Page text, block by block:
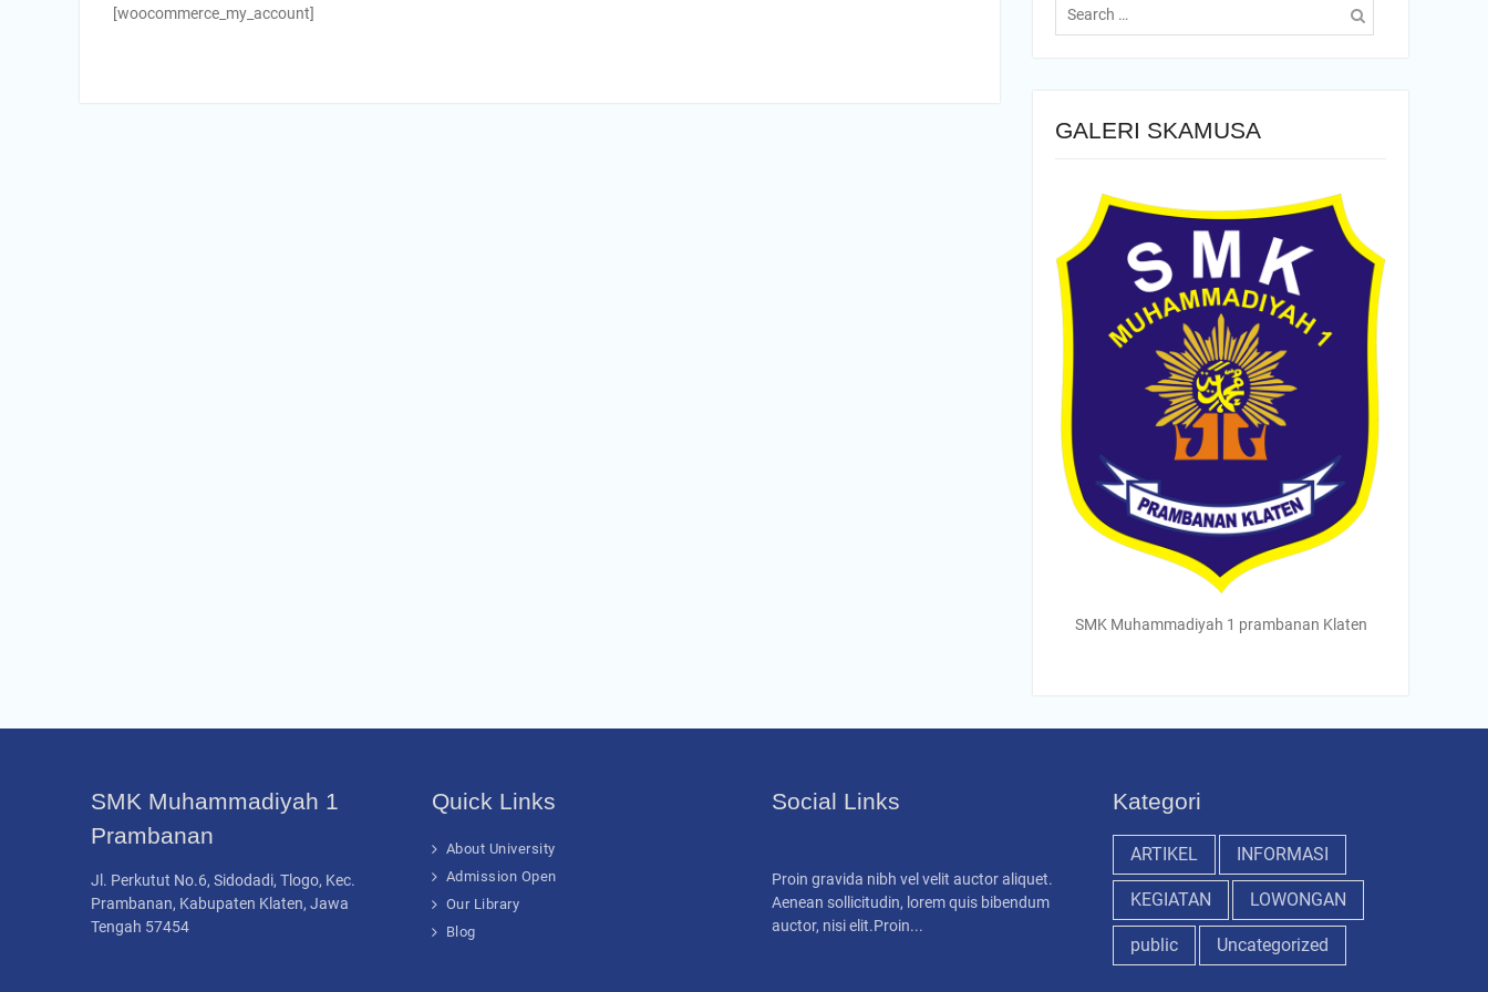
[woocommerce_my_account]
for:
GALERI SKAMUSA
SMK Muhammadiyah 1 prambanan Klaten
SMK Muhammadiyah 1
Prambanan
Jl. Perkutut No.6, Sidodadi, Tlogo, Kec.
Prambanan, Kabupaten Klaten, Jawa
Tengah 57454
Quick Links
About University
Admission Open
Our Library
Blog
Social Links
Proin gravida nibh vel velit auctor aliquet.
Aenean sollicitudin, lorem quis bibendum
auctor, nisi elit.Proin...
Kategori
ARTIKEL INFORMASI
KEGIATAN LOWONGAN
public Uncategorized